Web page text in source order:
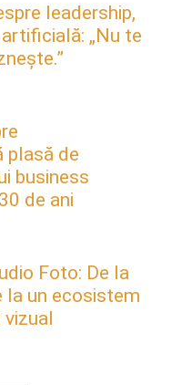
leadership,
„Nu te
plasă de
business
de ani
Foto: De la
un ecosistem